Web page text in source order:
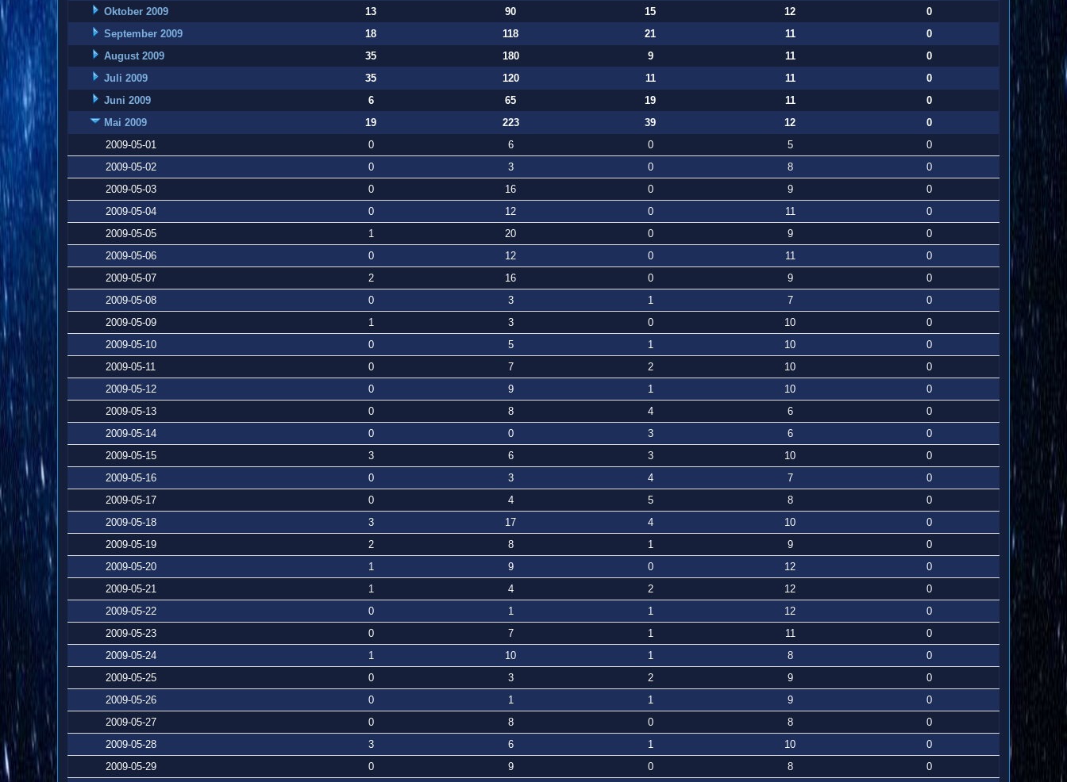
Oktober 2009
13 90 15 12
0
September 2009
18 118 21 11
0
August 2009
35 180 9 11
0
Juli 2009
35 120 11 11
0
Juni 2009
6 65 19 11
0
Mai 2009
19 223 39 12
0
2009-05-01
0 6 0 5
0
2009-05-02
0 3 0 8
0
2009-05-03
0 16 0 9
0
2009-05-04
0 12 0 11
0
2009-05-05
1 20 0 9
0
2009-05-06
0 12 0 11
0
2009-05-07
2 16 0 9
0
2009-05-08
0 3 1 7
0
2009-05-09
1 3 0 10
0
2009-05-10
0 5 1 10
0
2009-05-11
0 7 2 10
0
2009-05-12
0 9 1 10
0
2009-05-13
0 8 4 6
0
2009-05-14
0 0 3 6
0
2009-05-15
3 6 3 10
0
2009-05-16
0 3 4 7
0
2009-05-17
0 4 5 8
0
2009-05-18
3 17 4 10
0
2009-05-19
2 8 1 9
0
2009-05-20
1 9 0 12
0
2009-05-21
1 4 2 12
0
2009-05-22
0 1 1 12
0
2009-05-23
0 7 1 11
0
2009-05-24
1 10 1 8
0
2009-05-25
0 3 2 9
0
2009-05-26
0 1 1 9
0
2009-05-27
0 8 0 8
0
2009-05-28
3 6 1 10
0
2009-05-29
0 9 0 8 0